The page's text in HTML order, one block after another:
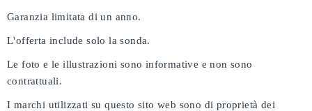
Garanzia limitata di un anno.
L'offerta include solo la sonda.
Le foto e le illustrazioni sono informative e non sono
contrattuali.
I marchi utilizzati su questo sito web sono di proprietà dei